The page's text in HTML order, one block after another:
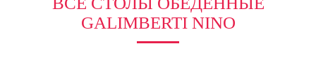
GALIMBERTI NINO